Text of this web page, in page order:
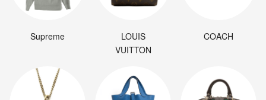
Supreme
LOUIS
VUITTON
COACH